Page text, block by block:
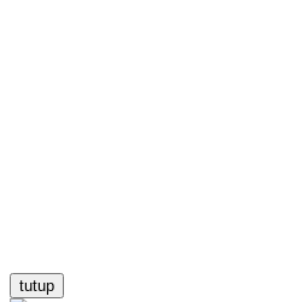
tutup